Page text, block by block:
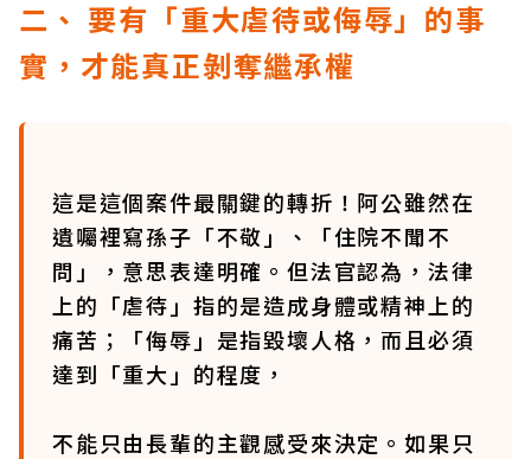
二、 要有「重大虐待或侮辱」的事
實，才能真正剝奪繼承權
這是這個案件最關鍵的轉折！阿公雖然在
遺囑裡寫孫子「不敬」、「住院不聞不
問」，意思表達明確。但法官認為，法律
上的「虐待」指的是造成身體或精神上的
痛苦；「侮辱」是指毀壞人格，而且必須
達到「重大」的程度，
不能只由長輩的主觀感受來決定。如果只